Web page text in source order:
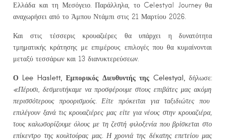
Ελλάδα και τη Μεσόγειο. Παράλληλα, το Celestyal Journey θα
αναχωρήσει από το Άμπου Ντάμπι στις 21 Μαρτίου 2026.
Και στις τέσσερις κρουαζιέρες θα υπάρχει η δυνατότητα
τμηματικής κράτησης με επιμέρους επιλογές που θα κυμαίνονται
μεταξύ τεσσάρων και 13 διανυκτερεύσεων.
Ο Lee Haslett,Εμπορικός Διευθυντής της Celestyal,δήλωσε:
«Πέρυσι δεσμευτήκαμε ναπροσφέρουμε στους επιβάτες μας ακόμη
περισσότερους προορισμούς Είτε πρόκειται για ταξιδιώτες που
επιλέγουν ξανά τις κρουαζιέρες μας είτε για νέους στην κρουαζιέρα,
τους καλωσορίζουμε όλους με τη ζεστή φιλοξενίαπου βρίσκεται στο
επίκεντρο της κουλτούρας μας Η χρονιά της δέκατης επετείου μας